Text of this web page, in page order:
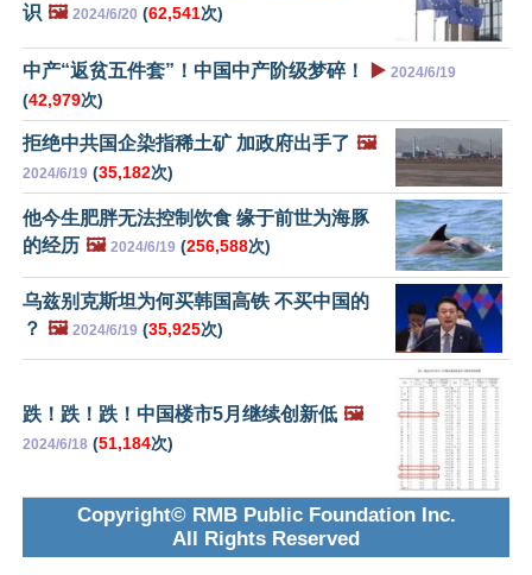
识 🖼️ 2024/6/20 (62,541次)
中产“返贫五件套”！中国中产阶级梦碎！ ▶️ 2024/6/19
(42,979次)
拒绝中共国企染指稀土矿 加政府出手了 🖼️
2024/6/19 (35,182次)
他今生肥胖无法控制饮食 缘于前世为海豚
的经历 🖼️ 2024/6/19 (256,588次)
乌兹别克斯坦为何买韩国高铁 不买中国的
？ 🖼️ 2024/6/19 (35,925次)
跌！跌！跌！中国楼市5月继续创新低 🖼️
2024/6/18 (51,184次)
Copyright© RMB Public Foundation Inc.
All Rights Reserved